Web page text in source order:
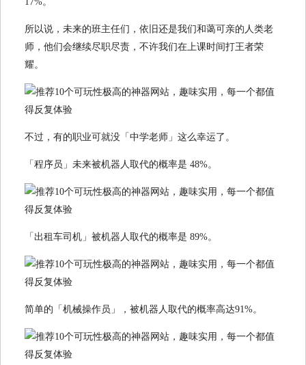
所以说，未来的班主任们，依旧还是我们和蔼可亲的人类老
师，他们会继续尽职尽责，不许我们在上课时间打王者荣
耀。
不过，有的职业可就没「中学老师」这么幸运了。
「程序员」未来被机器人取代的概率是 48%。
「出租车司机」被机器人取代的概率是 89%。
简单的「机械操作员」，被机器人取代的概率高达91%。